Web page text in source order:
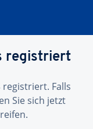
registriert
registriert. Falls
Sie sich jetzt